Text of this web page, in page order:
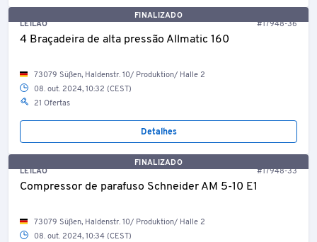
FINALIZADO
LEILÃO
#17948-36
4 Braçadeira de alta pressão Allmatic 160
73079 Süßen, Haldenstr. 10/ Produktion/ Halle 2
08. out. 2024, 10:32 (CEST)
21 Ofertas
Detalhes
FINALIZADO
LEILÃO
#17948-33
Compressor de parafuso Schneider AM 5-10 E1
73079 Süßen, Haldenstr. 10/ Produktion/ Halle 2
08. out. 2024, 10:34 (CEST)